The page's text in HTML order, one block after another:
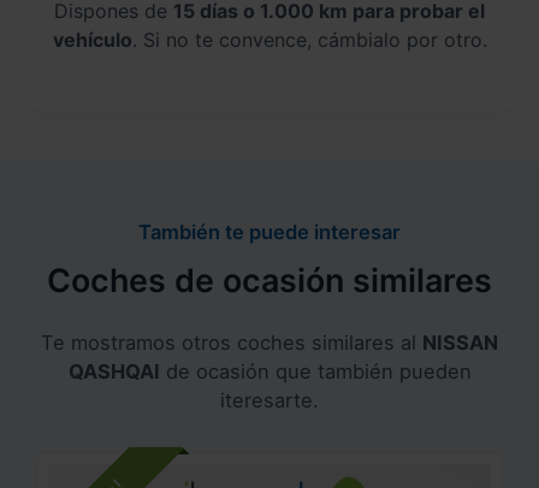
Dispones de 15 días o 1.000 km para probar el
vehículo. Si no te convence, cámbialo por otro.
También te puede interesar
Coches de ocasión similares
Te mostramos otros coches similares al NISSAN
QASHQAI de ocasión que también pueden
iteresarte.